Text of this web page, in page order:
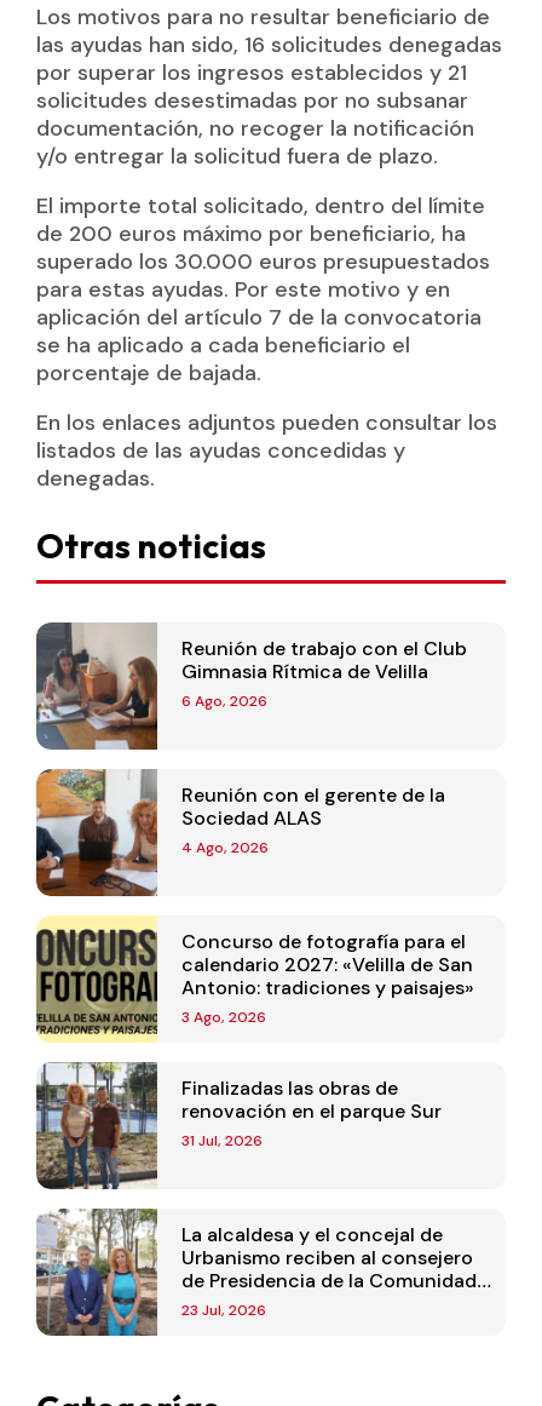
Los motivos para no resultar beneficiario de
las ayudas han sido, 16 solicitudes denegadas
por superar los ingresos establecidos y 21
solicitudes desestimadas por no subsanar
documentación, no recoger la notificación
y/o entregar la solicitud fuera de plazo.
El importe total solicitado, dentro del límite
de 200 euros máximo por beneficiario, ha
superado los 30.000 euros presupuestados
para estas ayudas. Por este motivo y en
aplicación del artículo 7 de la convocatoria
se ha aplicado a cada beneficiario el
porcentaje de bajada.
En los enlaces adjuntos pueden consultar los
listados de las ayudas concedidas y
denegadas.
Otras noticias
Reunión de trabajo con el Club
Gimnasia Rítmica de Velilla
6 Ago, 2026
Reunión con el gerente de la
Sociedad ALAS
4 Ago, 2026
Concurso de fotografía para el
calendario 2027: «Velilla de San
Antonio: tradiciones y paisajes»
3 Ago, 2026
Finalizadas las obras de
renovación en el parque Sur
31 Jul, 2026
La alcaldesa y el concejal de
Urbanismo reciben al consejero
de Presidencia de la Comunidad
de Madrid
23 Jul, 2026